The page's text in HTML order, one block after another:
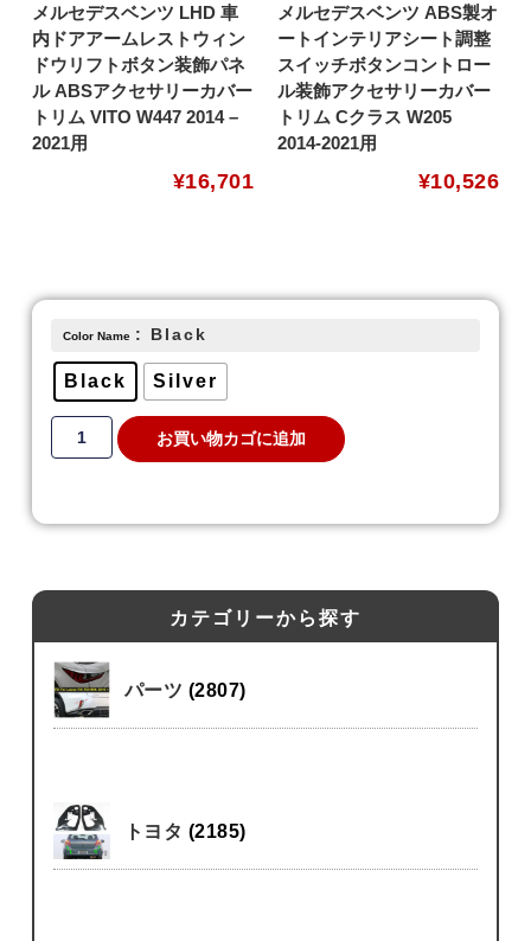
カテゴリーから探す
パーツ (2807)
トヨタ (2185)
メルセデスベンツ LHD 車
内ドアアームレストウィン
ドウリフトボタン装飾パネ
ル ABSアクセサリーカバー
トリム VITO W447 2014 –
2021用
¥16,701
メルセデスベンツ ABS製オ
ートインテリアシート調整
スイッチボタンコントロー
ル装飾アクセサリーカバー
トリム Cクラス W205
2014-2021用
¥10,526
Color Name : Black
Black Silver
お買い物カゴに追加